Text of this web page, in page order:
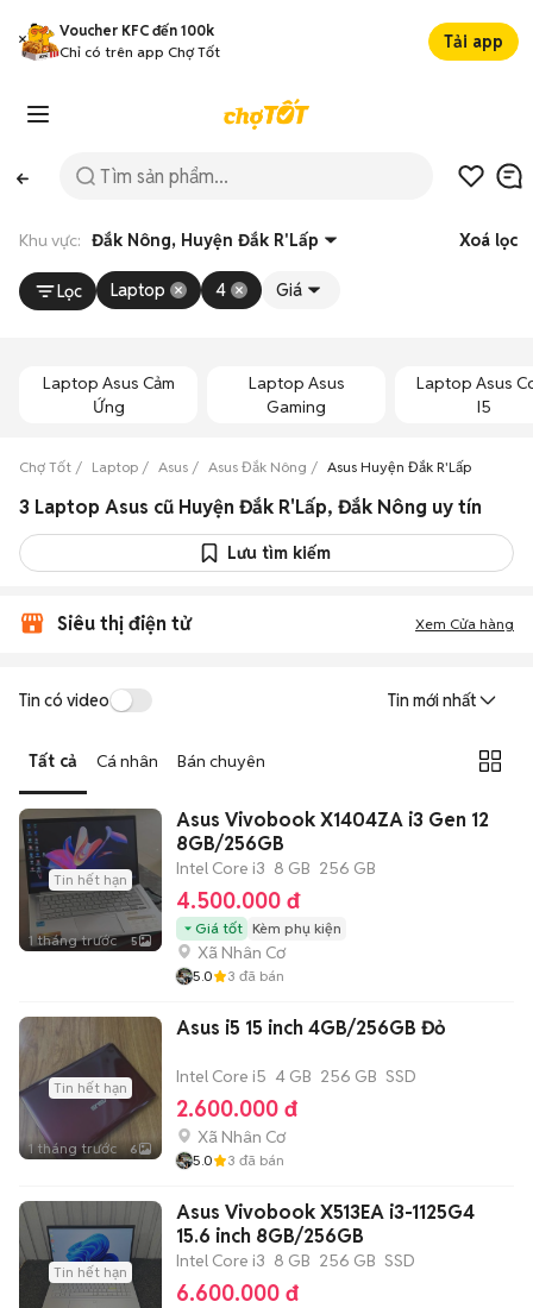
Voucher KFC đến 100k
Chỉ có trên app Chợ Tốt
Tải app
Khu vực: Đắk Nông, Huyện Đắk R'Lấp Xoá lọc
Lọc Laptop 4 Giá
Laptop Asus Cảm
Ứng
Laptop Asus
Gaming
Laptop Asus
I5
Chợ Tốt Laptop Asus Asus Đắk Nông Asus Huyện Đắk R'Lấp
3 Laptop Asus cũ Huyện Đắk R'Lấp, Đắk Nông uy tín
Lưu tìm kiếm
Siêu thị điện tử Xem Cửa hàng
Tin có video Tin mới nhất
Tất cả Cá nhân Bán chuyên
Tin hết hạn
1 tháng trước 5
Asus Vivobook X1404ZA i3 Gen 12
8GB/256GB
Intel Core i3 8 GB 256 GB
4.500.000 đ
Giá tốt Kèm phụ kiện
Xã Nhân Cơ
5.0 3 đã bán
Tin hết hạn
1 tháng trước 6
Asus i5 15 inch 4GB/256GB Đỏ
Intel Core i5 4 GB 256 GB SSD
2.600.000 đ
Xã Nhân Cơ
5.0 3 đã bán
Tin hết hạn
Asus Vivobook X513EA i3-1125G4
15.6 inch 8GB/256GB
Intel Core i3 8 GB 256 GB SSD
6.600.000 đ